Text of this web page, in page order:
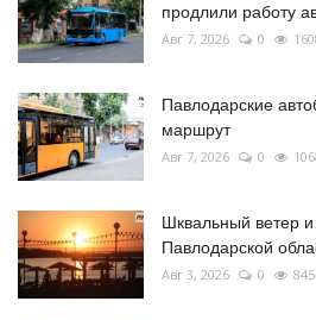
продлили работу
Авг 7, 2026 0
Павлодарские
маршрут
Авг 7, 2026 0
Шквальный ветер
Павлодарской
Авг 3, 2026 0 845